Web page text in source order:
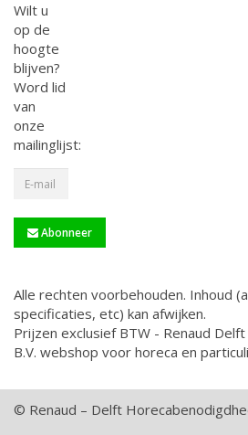
Wilt u
op de
hoogte
blijven?
Word lid
van
onze
mailinglijst:
Abonneer
Alle rechten voorbehouden. Inhoud
specificaties, etc) kan afwijken.
Prijzen exclusief BTW - Renaud
B.V. webshop voor horeca en
© Renaud – Delft